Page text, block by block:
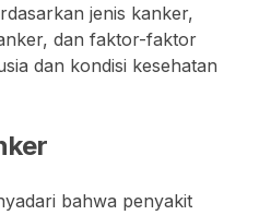
jenis kanker,
dan faktor-faktor
dan kondisi kesehatan
bahwa penyakit